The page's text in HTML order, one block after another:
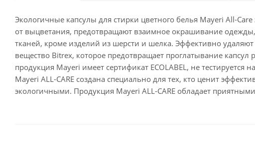
Экологичные капсулы для стирки цветного белья Mayeri All-
от выцветания, предотвращают взаимное окрашивание
тканей, кроме изделий из шерсти и шелка. Эффективно удаляют
вещество Bitrex, которое предотвращает проглатывание
продукция Mayeri имеет сертификат ECOLABEL, не
Mayeri ALL-CARE создана специально для тех, кто ценит
экологичными. Продукция Mayeri ALL-CARE обладает